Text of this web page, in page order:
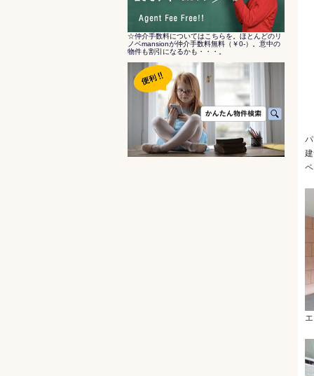
☆仲介手数料についてはこちらを。ほとんどのリ
ノベmansionが仲介手数料無料（￥0-）。意中の
物件も割引になるかも・・・。